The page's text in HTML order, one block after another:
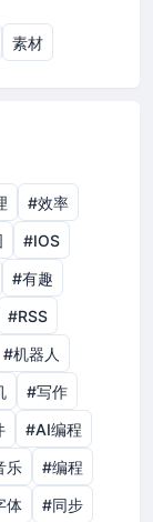
素材
#效率
#IOS
#有趣
#RSS
#机器人
#写作
#AI编程
乐
#编程
体 #同步